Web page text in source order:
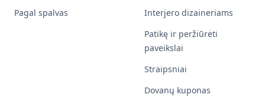
Pagal spalvas
Interjero dizaineriams
Patikę ir peržiūrėti
paveikslai
Straipsniai
Dovanų kuponas